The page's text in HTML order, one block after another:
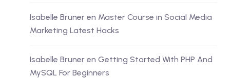
Isabelle Bruner en Master Course in Social Media
Marketing Latest Hacks
Isabelle Bruner en Getting Started With PHP And
MySQL For Beginners